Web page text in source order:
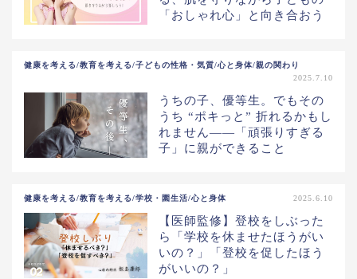
「おしゃれ心」と向き合おう
健康を考える/教育を考える/子どもの性格・気質/心と身体/親の関わり
2025.7.10
うちの子、優等生。でもその
うち “ポキっと” 折れるかもし
れません――「頑張りすぎる
子」に親ができること
健康を考える/教育を考える/学校・園生活/心と身体 2025.6.10
【医師監修】登校をしぶった
ら「学校を休ませたほうがい
いの？」「登校を促したほう
がいいの？」